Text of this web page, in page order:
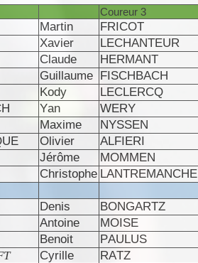
Coureur 3
Martin FRICOT
Xavier LECHANTEUR
Claude HERMANT
Guillaume FISCHBACH
Kody LECLERCQ
Yan WERY
Maxime NYSSEN
Olivier ALFIERI
Jérôme MOMMEN
Christophe LANTREMANCHE
Denis BONGARTZ
Antoine MOISE
Benoit PAULUS
Cyrille RATZ